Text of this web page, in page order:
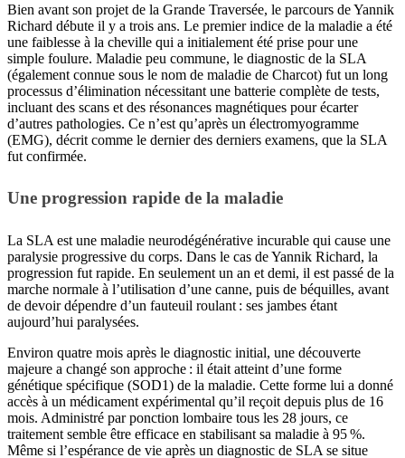
Bien avant son projet de la Grande Traversée, le parcours de Yannik
Richard débute il y a trois ans. Le premier indice de la maladie a été
une faiblesse à la cheville qui a initialement été prise pour une
simple foulure. Maladie peu commune, le diagnostic de la SLA
(également connue sous le nom de maladie de Charcot) fut un long
processus d’élimination nécessitant une batterie complète de tests,
incluant des scans et des résonances magnétiques pour écarter
d’autres pathologies. Ce n’est qu’après un électromyogramme
(EMG), décrit comme le dernier des derniers examens, que la SLA
fut confirmée.
Une progression rapide de la maladie
La SLA est une maladie neurodégénérative incurable qui cause une
paralysie progressive du corps. Dans le cas de Yannik Richard, la
progression fut rapide. En seulement un an et demi, il est passé de la
marche normale à l’utilisation d’une canne, puis de béquilles, avant
de devoir dépendre d’un fauteuil roulant : ses jambes étant
aujourd’hui paralysées.
Environ quatre mois après le diagnostic initial, une découverte
majeure a changé son approche : il était atteint d’une forme
génétique spécifique (SOD1) de la maladie. Cette forme lui a donné
accès à un médicament expérimental qu’il reçoit depuis plus de 16
mois. Administré par ponction lombaire tous les 28 jours, ce
traitement semble être efficace en stabilisant sa maladie à 95 %.
Même si l’espérance de vie après un diagnostic de SLA se situe